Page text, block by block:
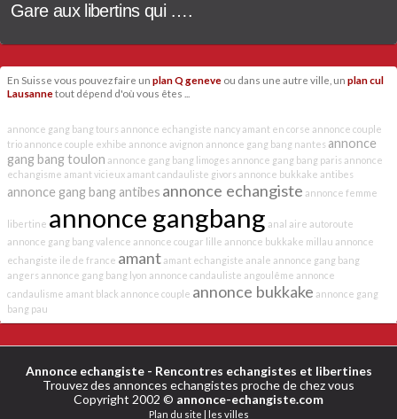
Gare aux libertins qui ….
En Suisse vous pouvez faire un plan Q geneve ou dans une autre ville, un plan cul
Lausannetout dépend d'où vous êtes ...
annonce gang bang tours annonce echangiste nancy amant en corse annonce couple
trio annonce couple exhibe annonce avignon annonce gang bang nantes annonce
gang bang toulon annonce gang bang limoges annonce gang bang paris annonce
echangisme amant vicieux amant candauliste givors annonce bukkake antibes
annonce gang bang antibes annonce echangiste annonce femme
libertine annonce gangbang anal aire autoroute
annonce gang bang valence annonce cougar lille annonce bukkake millau annonce
echangiste ile de france amant amant echangiste anale annonce gang bang
angers annonce gang bang lyon annonce candauliste angoulême annonce
candaulisme amant black annonce couple annonce bukkake annonce gang
bang pau
Annonce echangiste- Rencontres echangistes et libertines
Trouvez des annonces echangistes proche de chez vous
Copyright 2002 © annonce-echangiste.com
Plan du site | les villes